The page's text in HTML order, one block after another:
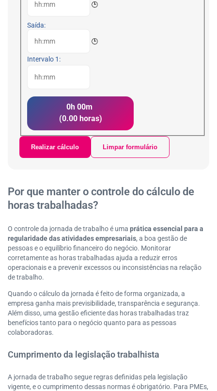
🕒
Saída:
🕒
Intervalo 1:
0h 00m
(0.00 horas)
Realizar cálculo Limpar formulário
Por que manter o controle do cálculo de
horas trabalhadas?
O controle da jornada de trabalho é uma prática essencial para a
regularidade das atividades empresariais, a boa gestão de
pessoas e o equilíbrio financeiro do negócio. Monitorar
corretamente as horas trabalhadas ajuda a reduzir erros
operacionais e a prevenir excessos ou inconsistências na relação
de trabalho.
Quando o cálculo da jornada é feito de forma organizada, a
empresa ganha mais previsibilidade, transparência e segurança.
Além disso, uma gestão eficiente das horas trabalhadas traz
benefícios tanto para o negócio quanto para as pessoas
colaboradoras.
Cumprimento da legislação trabalhista
A jornada de trabalho segue regras definidas pela legislação
vigente, e o cumprimento dessas normas é obrigatório. Para PMEs,